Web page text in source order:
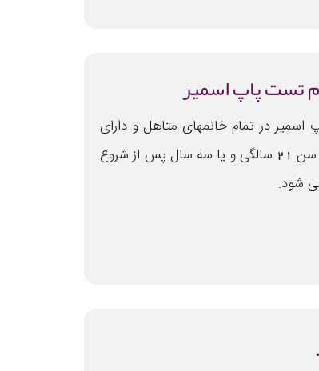
تست پاپ اسمیر
اسمیر در تمام خانمهای متاهل و دارای
روابط جنسی از سن 21 سالگی و یا سه سال پس از شروع
شود.